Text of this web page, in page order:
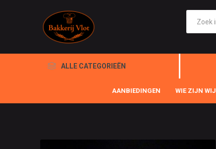
ALLE CATEGORIEËN
AANBIEDINGEN WIE ZIJN WIJ